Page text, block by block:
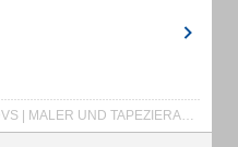
TROCKENBAU | GERÜSTBAU | WDVS | MALER UND TAPEZIERARBEITEN | VERPUTZARBEITEN | BETON SANIEREN | FASSADEN REINIGEN | HAUS ANSTREICHEN | HOLZ BESCHICHTEN | KELLER ISOLIEREN | RAUM TROCKNEN | SCHIMMEL BESEITIGEN | FUGENLOSES BAD | FUGENLOSE BÖDEN | BODENBESCHICHTUNGEN | ABDICHTUNGEN